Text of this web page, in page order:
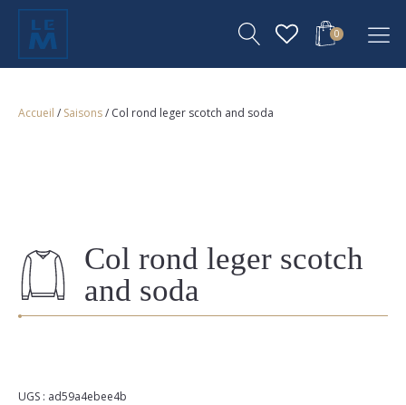
0
Accueil / Saisons/ Col rond leger scotch and soda
Col rond leger scotch
and soda
UGS : ad59a4ebee4b